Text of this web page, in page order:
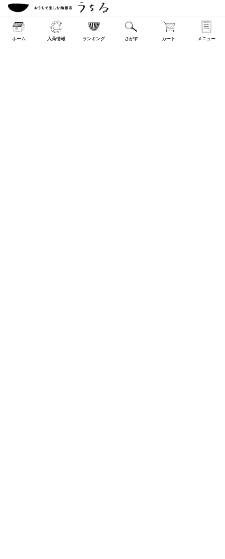
ホーム 入荷情報 ランキング さがす カート メニュー